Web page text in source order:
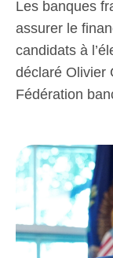
Les banques
assurer le
candidats à
déclaré Olivier
Fédération